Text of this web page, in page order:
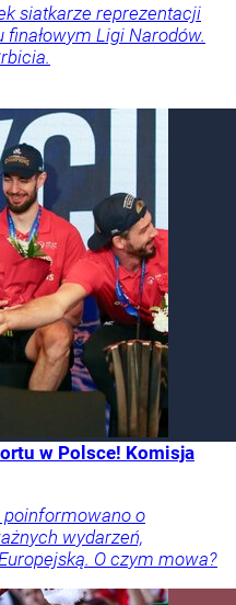
siatkarze reprezentacji
Ligi Narodów.
w Polsce! Komisja
poinformowano o
wydarzeń,
O czym mowa?